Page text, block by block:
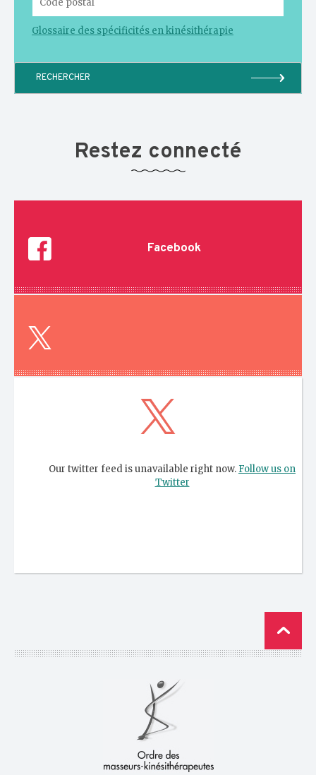
Glossaire des spécificités en kinésithérapie
RECHERCHER
Restez connecté
Facebook
Our twitter feed is unavailable right now. Follow us on
Twitter